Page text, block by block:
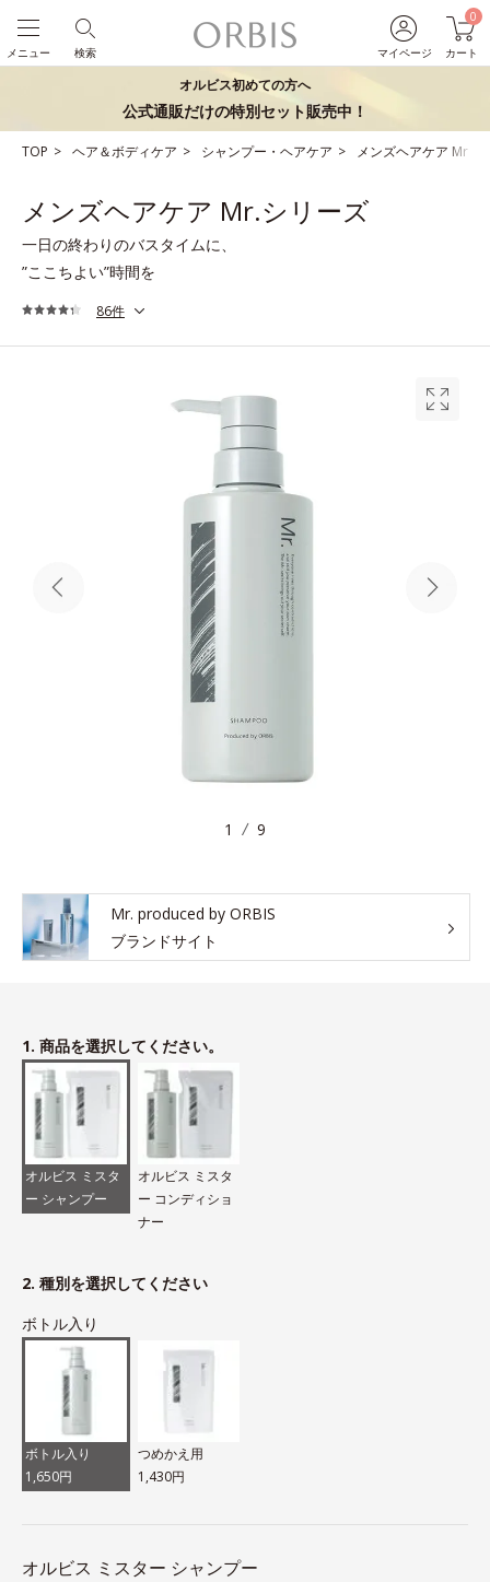
マイページ
0
カート
検索
メニュー
オルビス初めての方へ
公式通販だけの特別セット販売中！
TOP ヘア＆ボディケア シャンプー・ヘアケア メンズヘアケア Mr.シ
メンズヘアケア Mr.シリーズ
一日の終わりのバスタイムに、
”ここちよい”時間を
86件
1 9
Mr. produced by ORBIS
ブランドサイト
1. 商品を選択してください。
オルビス ミスタ
ー シャンプー
オルビス ミスタ
ー コンディショ
ナー
2. 種別を選択してください
ボトル入り
ボトル入り
1,650円
つめかえ用
1,430円
オルビス ミスター シャンプー